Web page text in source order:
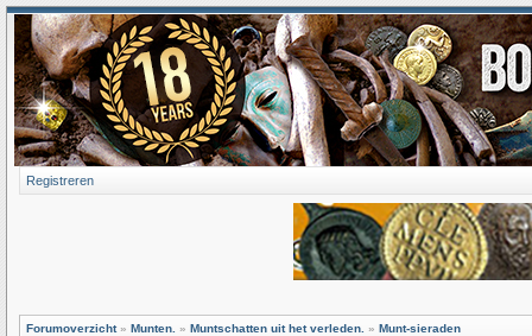
Registreren
Forumoverzicht» Munten. » Muntschatten uit het verleden. » Munt-sieraden